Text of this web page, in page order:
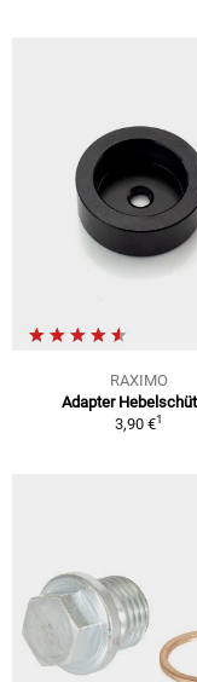
RAXIMO
Adapter
3,90 €1